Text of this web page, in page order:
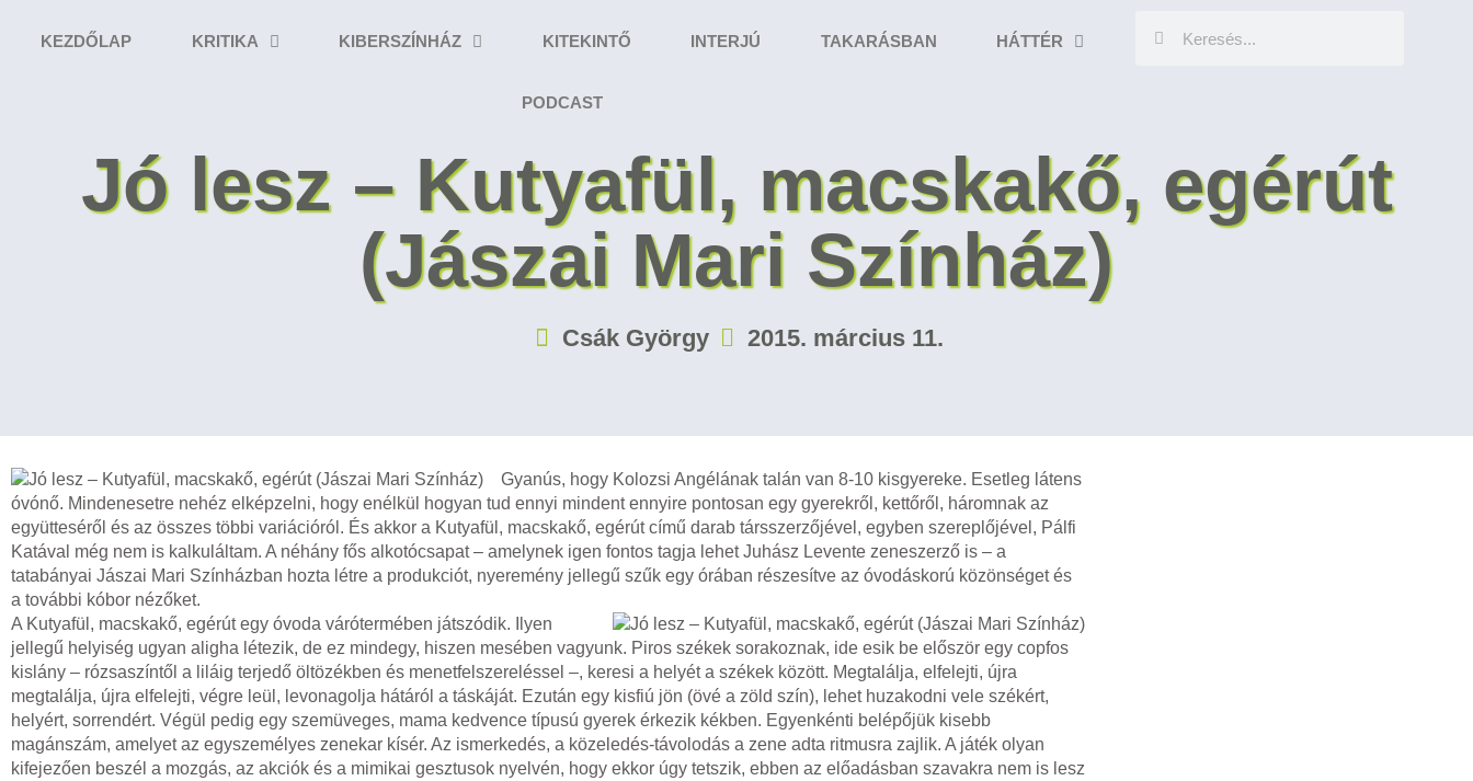
KEZDŐLAP KRITIKA KIBERSZÍNHÁZ KITEKINTŐ INTERJÚ TAKARÁSBAN HÁTTÉR
PODCAST
Jó lesz – Kutyafül, macskakő, egérút
(Jászai Mari Színház)
Csák György 2015. március 11.
Gyanús, hogy Kolozsi Angélának talán van 8-10 kisgyereke. Esetleg látens
óvónő. Mindenesetre nehéz elképzelni, hogy enélkül hogyan tud ennyi mindent ennyire pontosan egy gyerekről, kettőről, háromnak az
együtteséről és az összes többi variációról. És akkor a Kutyafül, macskakő, egérút című darab társszerzőjével, egyben szereplőjével, Pálfi
Katával még nem is kalkuláltam. A néhány fős alkotócsapat – amelynek igen fontos tagja lehet Juhász Levente zeneszerző is – a
tatabányai Jászai Mari Színházban hozta létre a produkciót, nyeremény jellegű szűk egy órában részesítve az óvodáskorú közönséget és
a további kóbor nézőket.
A Kutyafül, macskakő, egérút egy óvoda várótermében játszódik. Ilyen
jellegű helyiség ugyan aligha létezik, de ez mindegy, hiszen mesében vagyunk. Piros székek sorakoznak, ide esik be először egy copfos
kislány – rózsaszíntől a liláig terjedő öltözékben és menetfelszereléssel –, keresi a helyét a székek között. Megtalálja, elfelejti, újra
megtalálja, újra elfelejti, végre leül, levonagolja hátáról a táskáját. Ezután egy kisfiú jön (övé a zöld szín), lehet huzakodni vele székért,
helyért, sorrendért. Végül pedig egy szemüveges, mama kedvence típusú gyerek érkezik kékben. Egyenkénti belépőjük kisebb
magánszám, amelyet az egyszemélyes zenekar kísér. Az ismerkedés, a közeledés-távolodás a zene adta ritmusra zajlik. A játék olyan
kifejezően beszél a mozgás, az akciók és a mimikai gesztusok nyelvén, hogy ekkor úgy tetszik, ebben az előadásban szavakra nem is lesz